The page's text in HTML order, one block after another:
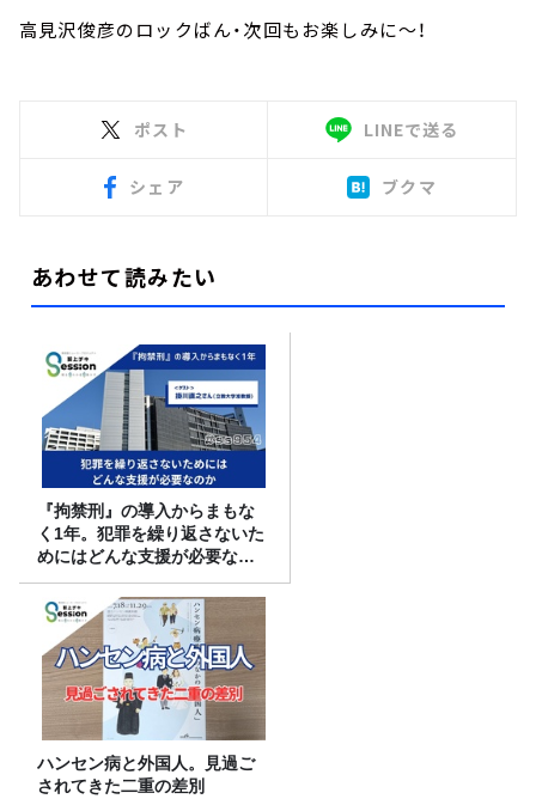
高見沢俊彦のロックばん・次回もお楽しみに～！
ポスト LINEで送る
シェア ブクマ
あわせて読みたい
『拘禁刑』の導入からまもな
く1年。犯罪を繰り返さないた
めにはどんな支援が必要なの
か
ハンセン病と外国人。見過ご
されてきた二重の差別